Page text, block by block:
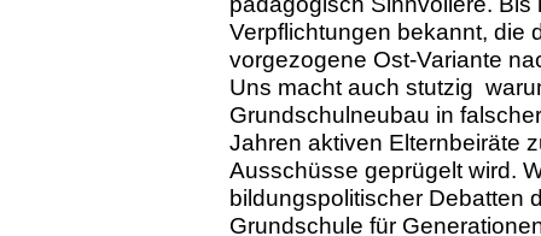
Verpflichtungen bekannt, die
vorgezogene Ost-Variante
Uns macht auch stutzig
Grundschulneubau in
Jahren aktiven Elternbeiräte
Ausschüsse geprügelt wird.
bildungspolitischer Debatten
Grundschule für